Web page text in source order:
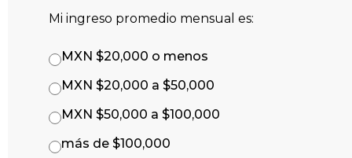
Mi ingreso promedio mensual es:
MXN $20,000 o menos
MXN $20,000 a $50,000
MXN $50,000 a $100,000
más de $100,000